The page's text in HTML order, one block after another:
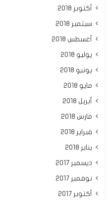
أكتوبر 2018
سبتمبر 2018
أغسطس 2018
يوليو 2018
يونيو 2018
مايو 2018
أبريل 2018
مارس 2018
فبراير 2018
يناير 2018
ديسمبر 2017
نوفمبر 2017
أكتوبر 2017